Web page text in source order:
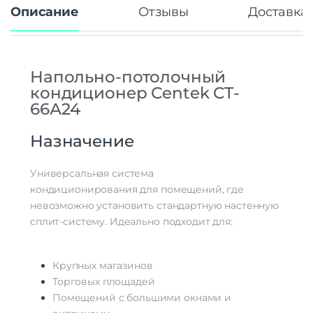
Описание Отзывы Доставка
Напольно-потолочный
кондиционер Centek CT-
66А24
Назначение
Универсальная система
кондиционирования для помещений, где
невозможно установить стандартную настенную
сплит-систему. Идеально подходит для:
Крупных магазинов
Торговых площадей
Помещений с большими окнами и